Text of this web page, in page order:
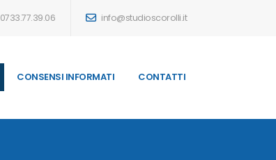
0733.77.39.06 info@studioscorolli.it
CONSENSI INFORMATI CONTATTI